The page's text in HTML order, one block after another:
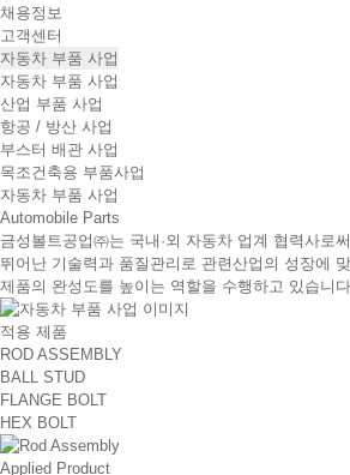
채용정보
고객센터
자동차 부품 사업
자동차 부품 사업
산업 부품 사업
항공 / 방산 사업
부스터 배관 사업
목조건축용 부품사업
자동차 부품 사업
Automobile Parts
금성볼트공업㈜는 국내·외 자동차 업계 협력사로써
뛰어난 기술력과 품질관리로 관련산업의 성장에
제품의 완성도를 높이는 역할을 수행하고 있습니
적용 제품
ROD ASSEMBLY
BALL STUD
FLANGE BOLT
HEX BOLT
Applied Product